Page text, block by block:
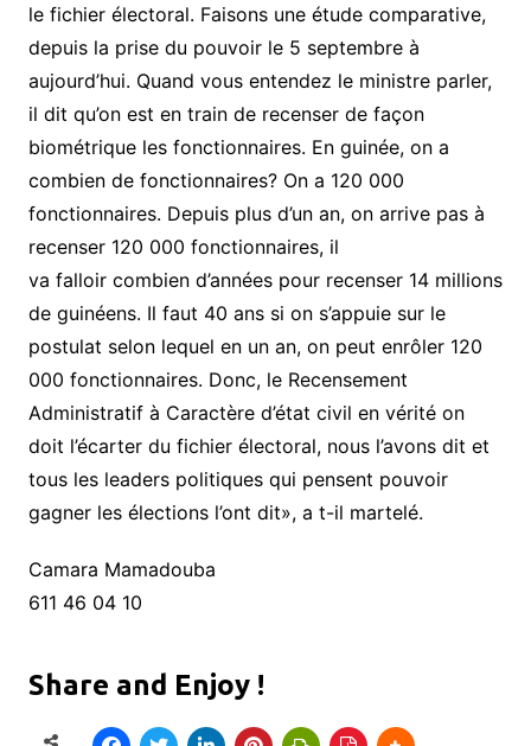
le fichier électoral. Faisons une étude comparative,
depuis la prise du pouvoir le 5 septembre à
aujourd’hui. Quand vous entendez le ministre parler,
il dit qu’on est en train de recenser de façon
biométrique les fonctionnaires. En guinée, on a
combien de fonctionnaires? On a 120 000
fonctionnaires. Depuis plus d’un an, on arrive pas à
recenser 120 000 fonctionnaires, il
va falloir combien d’années pour recenser 14 millions
de guinéens. Il faut 40 ans si on s’appuie sur le
postulat selon lequel en un an, on peut enrôler 120
000 fonctionnaires. Donc, le Recensement
Administratif à Caractère d’état civil en vérité on
doit l’écarter du fichier électoral, nous l’avons dit et
tous les leaders politiques qui pensent pouvoir
gagner les élections l’ont dit», a t-il martelé.
Camara Mamadouba
611 46 04 10
Share and Enjoy !